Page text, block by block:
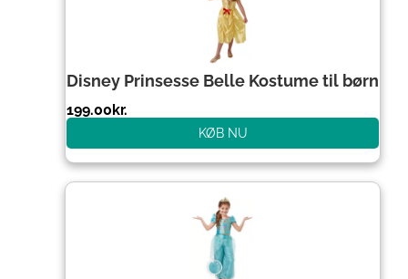
Disney Prinsesse Belle Kostume til børn
199.00kr.
KØB NU